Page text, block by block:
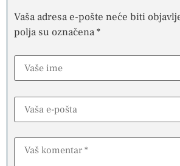
Vaša adresa e-pošte neće biti
polja su označena*